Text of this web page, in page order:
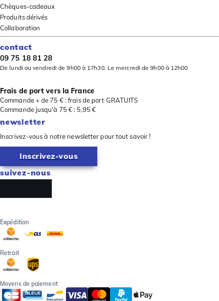
Chèques-cadeaux
Produits dérivés
Collaboration
contact
09 75 18 81 28
De lundi au vendredi de 9h00 à 17h30. Le mercredi de 9h00 à 12h00
Frais de port vers la France
Commande + de 75 € : frais de port GRATUITS
Commande jusqu'à 75 € : 5,95 €
newsletter
Inscrivez-vous à notre newsletter pour tout savoir !
Inscrivez-vous
suivez-nous
Expédition
Retrait
Moyens de paiement